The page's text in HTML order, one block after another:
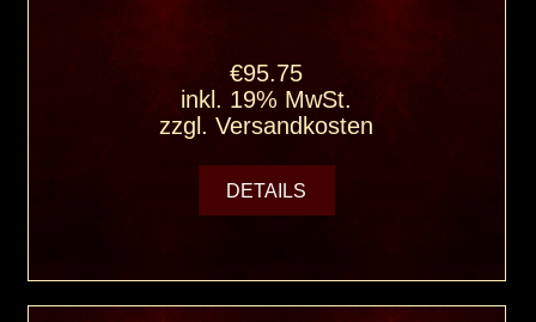
€95.75
inkl. 19% MwSt.
zzgl.Versandkosten
DETAILS